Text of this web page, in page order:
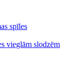
spīles
vieglām slodzēm